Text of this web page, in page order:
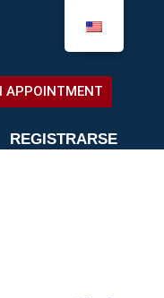
APPOINTMENT
REGISTRARSE